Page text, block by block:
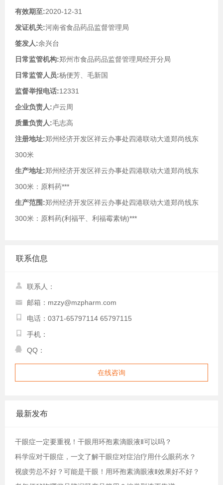
有效期至:2020-12-31
发证机关:河南省食品药品监督管理局
签发人:余兴台
日常监管机构:郑州市食品药品监督管理局经开分局
日常监管人员:杨便芳、毛新国
监督举报电话:12331
企业负责人:卢云周
质量负责人:毛志高
注册地址:郑州经济开发区祥云办事处四港联动大道郑尚线东
300米
生产地址:郑州经济开发区祥云办事处四港联动大道郑尚线东
300米：原料药***
生产范围:郑州经济开发区祥云办事处四港联动大道郑尚线东
300米：原料药(利福平、利福霉素钠)***
联系信息
联系人：
邮箱：mzzy@mzpharm.com
电话：0371-65797114 65797115
手机：
QQ：
在线咨询
最新发布
干眼症一定要重视！干眼用环孢素滴眼液Ⅱ可以吗？
科学应对干眼症，一文了解干眼症对症治疗用什么眼药水？
视疲劳总不好？可能是干眼！用环孢素滴眼液Ⅱ效果好不好？